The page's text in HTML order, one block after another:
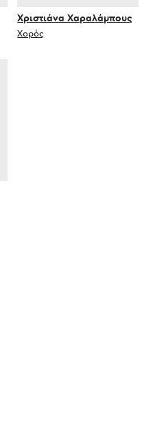
Χριστιάνα Χαραλάμπους
Χορός